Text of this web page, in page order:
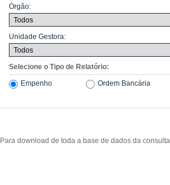
Órgão:
Unidade Gestora:
Selecione o Tipo de Relatório:
Empenho
Ordem Bancária
Para download de toda a base de dados da